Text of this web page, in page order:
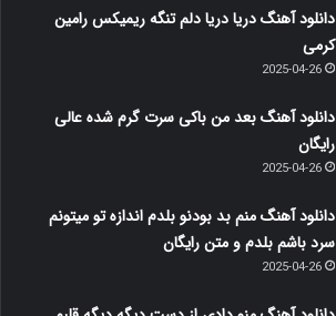
دانلود آهنگ دریا دریا دلم تنگه ریمیکس رامین
کرمی
2025-04-26
دانلود آهنگ بعد من باکی سرت گرم شده عالی
رایگان
2025-04-26
دانلود آهنگ منم بد بودنو بلدم اندازه تو میتونم
سرد باشم بلدم و متن رایگان
2025-04-26